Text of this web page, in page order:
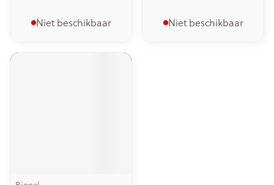
Niet beschikbaar Niet beschikbaar